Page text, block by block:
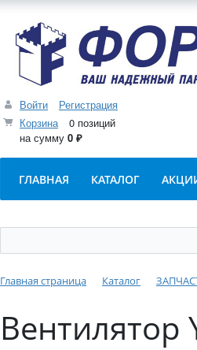
Войти
Регистрация
Корзина
0 позиций
на сумму 0 ₽
ГЛАВНАЯ КАТАЛОГ
Главная страница Каталог
Вентилятор